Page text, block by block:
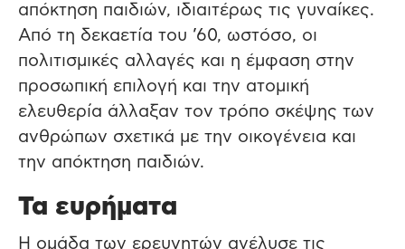
απόκτηση παιδιών, ιδιαιτέρως τις γυναίκες.
Από τη δεκαετία του ’60, ωστόσο, οι
πολιτισμικές αλλαγές και η έμφαση στην
προσωπική επιλογή και την ατομική
ελευθερία άλλαξαν τον τρόπο σκέψης των
ανθρώπων σχετικά με την οικογένεια και
την απόκτηση παιδιών.
Τα ευρήματα
Η ομάδα των ερευνητών ανέλυσε τις